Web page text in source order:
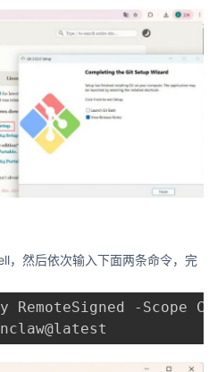
，然后依次输入下面两条命令，完